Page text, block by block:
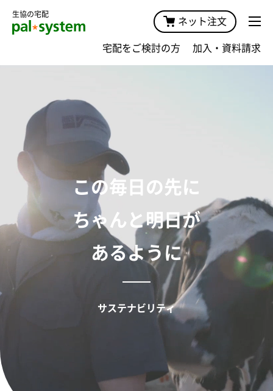
生協の宅配
ネット注文
宅配をご検討の方 加入・資料請求
この毎日の先に
ちゃんと明日が
あるように
サステナビリティ